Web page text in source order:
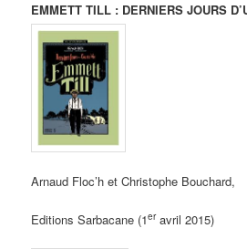
EMMETT TILL : DERNIERS JOURS
Arnaud Floc’h et Christophe Bouchard,
Editions Sarbacane (1eravril 2015)